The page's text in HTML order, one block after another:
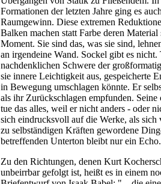
Formationen der letzten Jahre ging es
Raumgewinn. Diese extremen
Balken machen statt Farbe deren
Moment. Sie sind das, was sie sind,
an irgendeine Wand. Sockel gibt es
nachdenklichen Schwere der
sie innere Leichtigkeit aus, gespeicherte
in Bewegung umschlagen könnte. Er
als ihr Zurückschlagen empfunden.
tue das alles, weil er nicht anders - oder
sich eindrucksvoll auf die Werke, als sich
zu selbständigen Kräften gewordene
betreffenden Unterton bleibt nur ein Echo.
Zu den Richtungen, denen Kurt
unbeirrbar gefolgt ist, heißt es in einem